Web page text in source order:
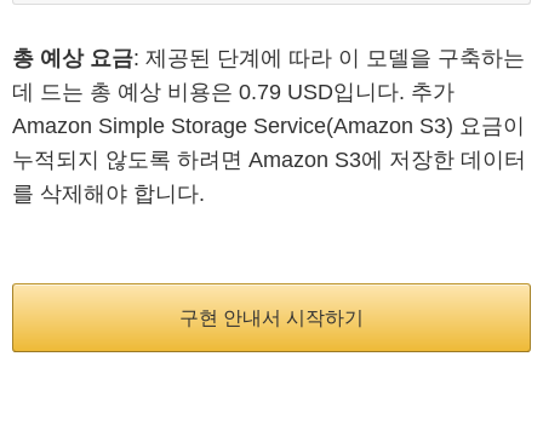
Amazon S3를 사용하면 간단한 웹 인터페이스를 통해 손쉽게 객체
스토리지를 사용하여 웹 어디에서나 데이터를 저장하고 검색할 수 있
총 예상 요금: 제공된 단계에 따라 이 모델을 구축하는
데 드는 총 예상 비용은 0.79 USD입니다. 추가
Amazon Simple Storage Service(Amazon S3) 요금이
누적되지 않도록 하려면 Amazon S3에 저장한 데이터
를 삭제해야 합니다.
구현 안내서 시작하기